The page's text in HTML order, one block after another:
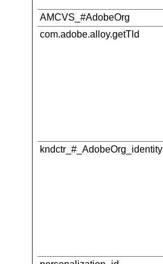
AMCVS_#AdobeOrg
com.adobe.alloy.getTld
kndctr_#_AdobeOrg_identity